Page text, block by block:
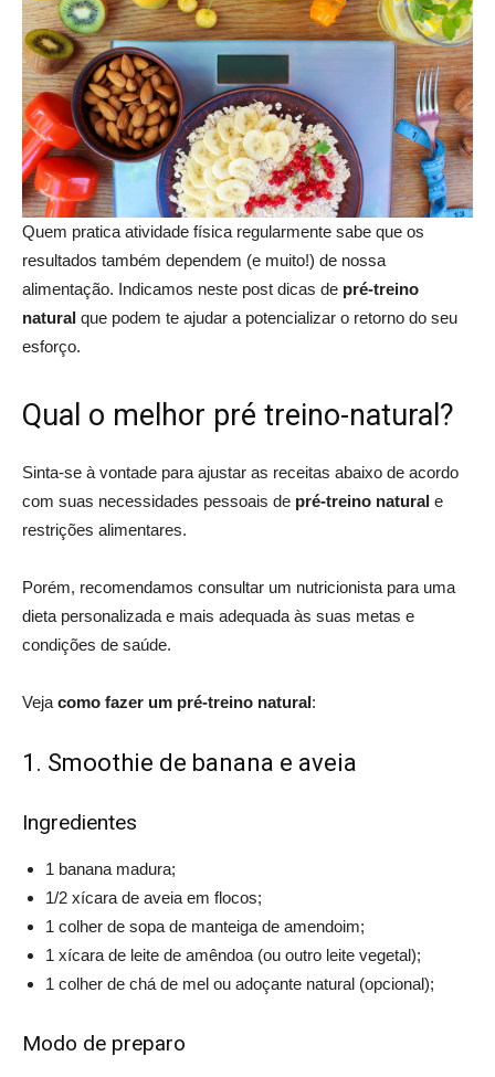
Quem pratica atividade física regularmente sabe que os
resultados também dependem (e muito!) de nossa
alimentação. Indicamos neste post dicas de pré-treino
natural que podem te ajudar a potencializar o retorno do seu
esforço.
Qual o melhor pré treino-natural?
Sinta-se à vontade para ajustar as receitas abaixo de acordo
com suas necessidades pessoais de pré-treino natural e
restrições alimentares.
Porém, recomendamos consultar um nutricionista para uma
dieta personalizada e mais adequada às suas metas e
condições de saúde.
Veja como fazer um pré-treino natural:
1. Smoothie de banana e aveia
Ingredientes
1 banana madura;
1/2 xícara de aveia em flocos;
1 colher de sopa de manteiga de amendoim;
1 xícara de leite de amêndoa (ou outro leite vegetal);
1 colher de chá de mel ou adoçante natural (opcional);
Modo de preparo